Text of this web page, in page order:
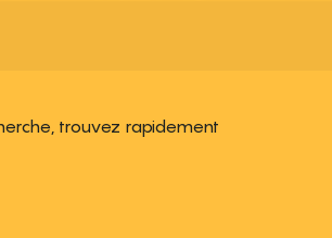
trouvez rapidement